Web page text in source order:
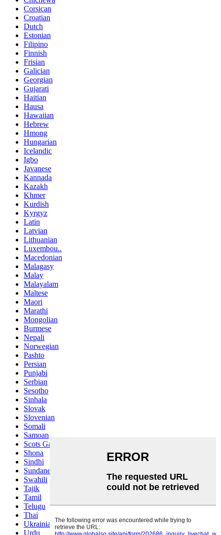
Corsican
Croatian
Dutch
Estonian
Filipino
Finnish
Frisian
Galician
Georgian
Gujarati
Haitian
Hausa
Hawaiian
Hebrew
Hmong
Hungarian
Icelandic
Igbo
Javanese
Kannada
Kazakh
Khmer
Kurdish
Kyrgyz
Latin
Latvian
Lithuanian
Luxembou..
Macedonian
Malagasy
Malay
Malayalam
Maltese
Maori
Marathi
Mongolian
Burmese
Nepali
Norwegian
Pashto
Persian
Punjabi
Serbian
Sesotho
Sinhala
Slovak
Slovenian
Somali
Samoan
Scots Gaelic
Shona
Sindhi
Sundanese
Swahili
Tajik
Tamil
Telugu
Thai
Ukrainian
Urdu